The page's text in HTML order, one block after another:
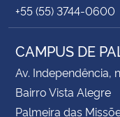
+55 (55) 3744-0600
CAMPUS DE
Av. Independência,
Bairro Vista Alegre
Palmeira das